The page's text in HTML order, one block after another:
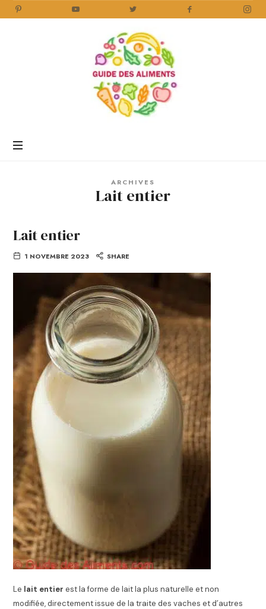
Aliments
ARCHIVES
Lait entier
Lait entier
1 NOVEMBRE 2023 SHARE
Le lait entier est la forme de lait la plus naturelle et non
modifiée, directement issue de la traite des vaches et d’autres